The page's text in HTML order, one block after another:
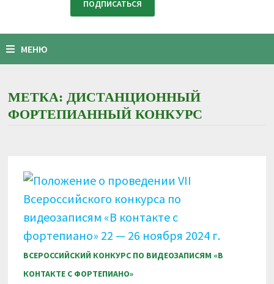
МЕНЮ
МЕТКА:ДИСТАНЦИОННЫЙ
ФОРТЕПИАННЫЙ КОНКУРС
ВСЕРОССИЙСКИЙ КОНКУРС ПО ВИДЕОЗАПИСЯМ «В
КОНТАКТЕ С ФОРТЕПИАНО»